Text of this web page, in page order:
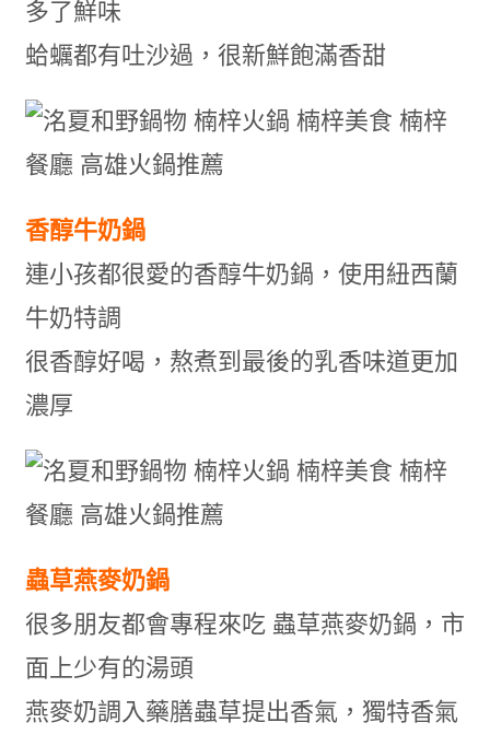
多了鮮味
蛤蠣都有吐沙過，很新鮮飽滿香甜
香醇牛奶鍋
連小孩都很愛的香醇牛奶鍋，使用紐西蘭
牛奶特調
很香醇好喝，熬煮到最後的乳香味道更加
濃厚
蟲草燕麥奶鍋
很多朋友都會專程來吃 蟲草燕麥奶鍋，市
面上少有的湯頭
燕麥奶調入藥膳蟲草提出香氣，獨特香氣